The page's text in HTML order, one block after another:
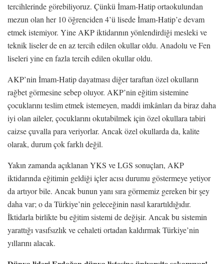
tercihlerinde görebiliyoruz. Çünkü İmam-Hatip ortaokulundan
mezun olan her 10 öğrenciden 4’ü lisede İmam-Hatip’e devam
etmek istemiyor. Yine AKP iktidarının yönlendirdiği mesleki ve
teknik liseler de en az tercih edilen okullar oldu. Anadolu ve Fen
liseleri yine en fazla tercih edilen okullar oldu.
AKP’nin İmam-Hatip dayatması diğer taraftan özel okulların
rağbet görmesine sebep oluyor. AKP’nin eğitim sistemine
çocuklarını teslim etmek istemeyen, maddi imkânları da biraz daha
iyi olan aileler, çocuklarını okutabilmek için özel okullara tabiri
caizse çuvalla para veriyorlar. Ancak özel okullarda da, kalite
olarak, durum çok farklı değil.
Yakın zamanda açıklanan YKS ve LGS sonuçları, AKP
iktidarında eğitimin geldiği içler acısı durumu göstermeye yetiyor
da artıyor bile. Ancak bunun yanı sıra görmemiz gereken bir şey
daha var; o da Türkiye’nin geleceğinin nasıl karartıldığıdır.
İktidarla birlikte bu eğitim sistemi de değişir. Ancak bu sistemin
yarattığı vasıfsızlık ve cehaleti ortadan kaldırmak Türkiye’nin
yıllarını alacak.